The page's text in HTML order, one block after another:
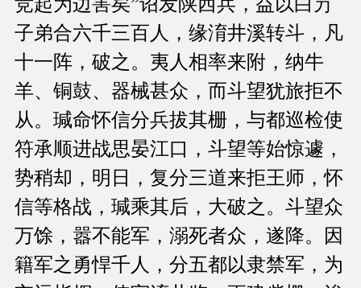
子弟合六千三百人，缘淯井溪转斗，凡
十一阵，破之。夷人相率来附，纳牛
羊、铜鼓、器械甚众，而斗望犹旅拒不
从。瑊命怀信分兵拔其栅，与都巡检使
符承顺进战思晏江口，斗望等始惊遽，
势稍却，明日，复分三道来拒王师，怀
信等格战，瑊乘其后，大破之。斗望众
万馀，嚣不能军，溺死者众，遂降。因
籍军之勇悍千人，分五都以隶禁军，为